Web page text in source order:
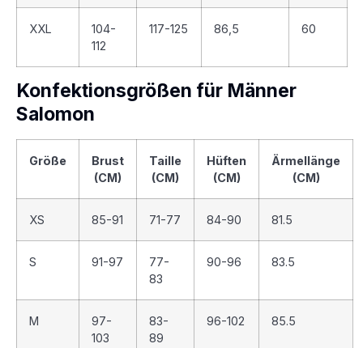
XXL
104-
112
117-125 86,5 60
Konfektionsgrößen für Männer
Salomon
Größe
Brust
(CM)
Taille
(CM)
Hüften
(CM)
Ärmellänge
(CM)
XS 85-91 71-77 84-90 81.5
S 91-97
77-
83
90-96 83.5
M
97-
103
83-
89
96-102 85.5